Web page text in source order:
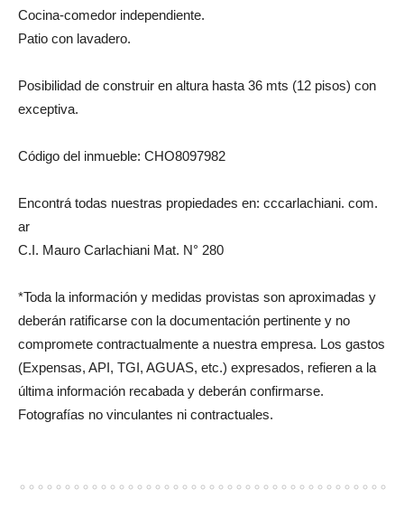
Cocina-comedor independiente.
Patio con lavadero.
Posibilidad de construir en altura hasta 36 mts (12 pisos) con
exceptiva.
Código del inmueble: CHO8097982
Encontrá todas nuestras propiedades en: cccarlachiani. com.
ar
C.I. Mauro Carlachiani Mat. N° 280
*Toda la información y medidas provistas son aproximadas y
deberán ratificarse con la documentación pertinente y no
compromete contractualmente a nuestra empresa. Los gastos
(Expensas, API, TGI, AGUAS, etc.) expresados, refieren a la
última información recabada y deberán confirmarse.
Fotografías no vinculantes ni contractuales.